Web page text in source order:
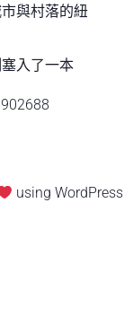
與村落的紐
入了一本
using WordPress